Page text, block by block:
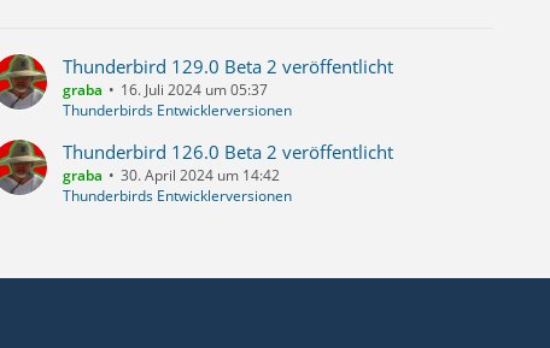
Thunderbird 129.0 Beta 2 veröffentlicht
graba
16. Juli 2024 um 05:37
Thunderbirds Entwicklerversionen
Thunderbird 126.0 Beta 2 veröffentlicht
graba
30. April 2024 um 14:42
Thunderbirds Entwicklerversionen